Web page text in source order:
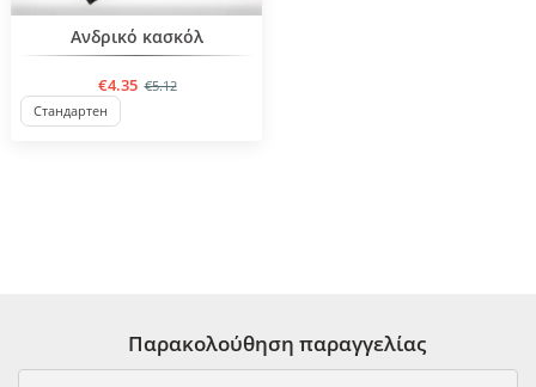
BESTSELLER
Ανδρικό κασκόλ
€4.35 €5.12
Стандартен
Παρακολούθηση παραγγελίας